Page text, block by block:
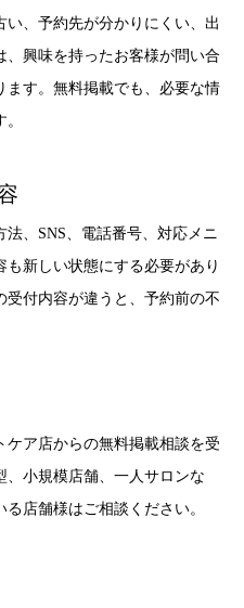
、予約先が分かりにくい、出
興味を持ったお客様が問い合
ます。無料掲載でも、必要な情
、SNS、電話番号、対応メニ
新しい状態にする必要があり
受付内容が違うと、予約前の不
ケア店からの無料掲載相談を受
、小規模店舗、一人サロンな
店舗様はご相談ください。